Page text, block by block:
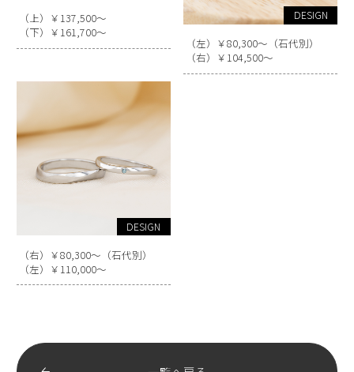
（上）￥137,500～
（下）￥161,700～
DESIGN
（左）￥80,300～（石代別）
（右）￥104,500～
DESIGN
（右）￥80,300～（石代別）
（左）￥110,000～